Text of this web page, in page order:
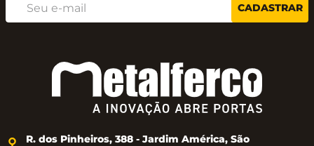
CADASTRAR
R. dos Pinheiros, 388 - Jardim América, São